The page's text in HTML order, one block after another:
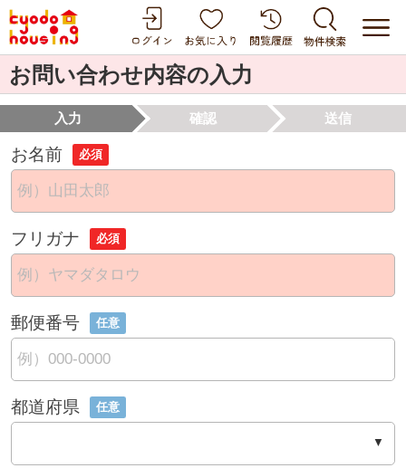
お問い合わせ内容の入力
入力 確認 送信
お名前 必須
フリガナ 必須
郵便番号 任意
都道府県 任意